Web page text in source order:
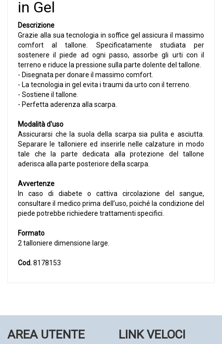
in Gel
Descrizione
Grazie alla sua tecnologia in soffice gel assicura il massimo
comfort al tallone. Specificatamente studiata per
sostenere il piede ad ogni passo, assorbe gli urti con il
terreno e riduce la pressione sulla parte dolente del tallone.
- Disegnata per donare il massimo comfort.
- La tecnologia in gel evita i traumi da urto con il terreno.
- Sostiene il tallone.
- Perfetta aderenza alla scarpa.
Modalità d'uso
Assicurarsi che la suola della scarpa sia pulita e asciutta.
Separare le talloniere ed inserirle nelle calzature in modo
tale che la parte dedicata alla protezione del tallone
aderisca alla parte posteriore della scarpa.
Avvertenze
In caso di diabete o cattiva circolazione del sangue,
consultare il medico prima dell’uso, poiché la condizione del
piede potrebbe richiedere trattamenti specifici.
Formato
2 talloniere dimensione large.
Cod.8178153
AREA UTENTE LINK VELOCI